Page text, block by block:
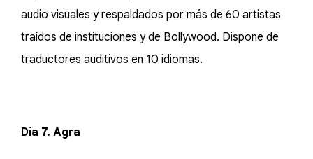
audio visuales y respaldados por más de 60 artistas
traídos de instituciones y de Bollywood. Dispone de
traductores auditivos en 10 idiomas.
Día 7. Agra